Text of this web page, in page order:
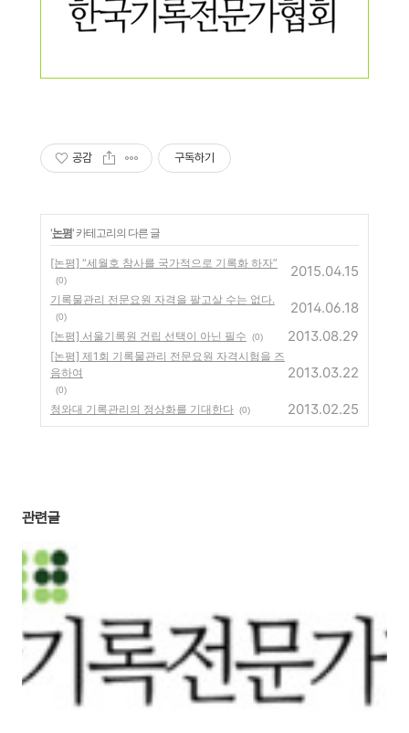
공감 구독하기
'논평' 카테고리의 다른 글
[논평] “세월호 참사를 국가적으로 기록화 하자”
(0)
2015.04.15
기록물관리 전문요원 자격을 팔고살 수는 없다.
(0)
2014.06.18
[논평] 서울기록원 건립 선택이 아닌 필수 (0) 2013.08.29
[논평] 제1회 기록물관리 전문요원 자격시험을 즈
음하여
(0)
2013.03.22
청와대 기록관리의 정상화를 기대한다 (0) 2013.02.25
관련글